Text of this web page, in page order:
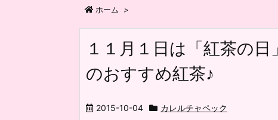
ホーム >
１１月１日は「紅茶の
のおすすめ紅茶♪
2015-10-04 カレルチャペック